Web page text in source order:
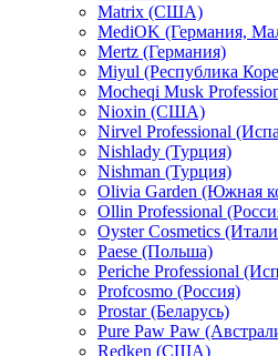
Matrix (США)
MediOK (Германия,
Mertz (Германия)
Miyul (Республика
Mocheqi Musk
Nioxin (США)
Nirvel Professional
Nishlady (Турция)
Nishman (Турция)
Olivia Garden (Южная
Ollin Professional
Oyster Cosmetics
Paese (Польша)
Periche Professional
Profcosmo (Россия)
Prostar (Беларусь)
Pure Paw Paw
Redken (США)